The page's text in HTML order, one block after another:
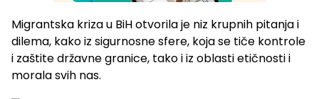
Migrantska kriza u BiH otvorila je niz krupnih pitanja i
dilema, kako iz sigurnosne sfere, koja se tiče kontrole
i zaštite državne granice, tako i iz oblasti etičnosti i
morala svih nas.